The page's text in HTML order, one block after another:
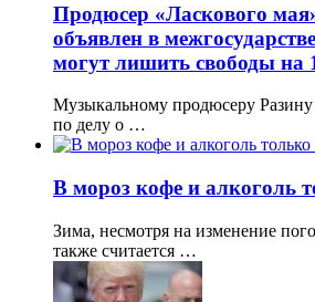
Продюсер «Ласкового
объявлен в
могут лишить свободы на
Музыкальному продюсеру Разину
по делу о …
В мороз кофе и алкоголь
Зима, несмотря на изменение
также считается …